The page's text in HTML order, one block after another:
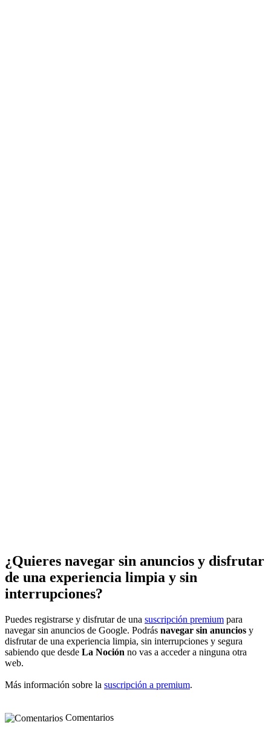
¿Quieres navegar sin anuncios y disfrutar
de una experiencia limpia y sin
interrupciones?
Puedes registrarse y disfrutar de una suscripción premium para
navegar sin anuncios de Google. Podrás navegar sin anuncios y
disfrutar de una experiencia limpia, sin interrupciones y segura
sabiendo que desde La Noción no vas a acceder a ninguna otra
web.
Más información sobre la suscripción a premium.
Comentarios